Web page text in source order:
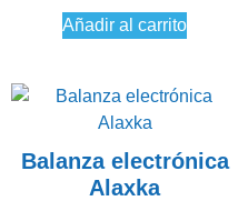
Añadir al carrito
Balanza electrónica
Alaxka